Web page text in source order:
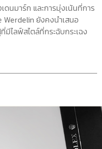
ดนมาร์ก และการมุ่งเน้นที่การ
ยังคงนำเสนอ
ไลฟ์สไตล์ที่กระฉับกระเฉง